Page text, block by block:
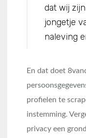
dat wij
jongetje
naleving
En dat doet
profielen te
instemming.
privacy een